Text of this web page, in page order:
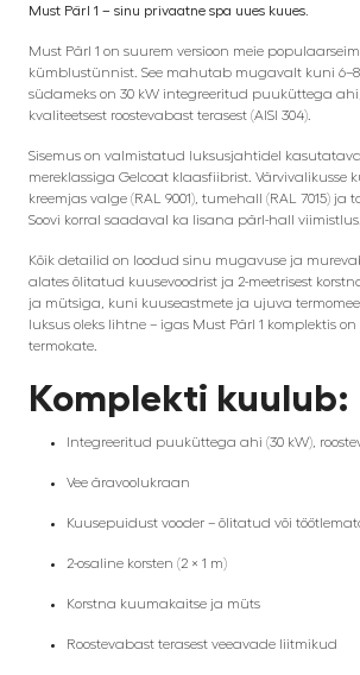
Must Pärl 1 – sinu privaatne spa uues kuues.
Must Pärl 1 on suurem versioon meie
kümblustünnist. See mahutab mugavalt kuni
südameks on 30 kW integreeritud puuküttega
kvaliteetsest roostevabast terasest (AISI 304).
Sisemus on valmistatud luksusjahtidel
mereklassiga Gelcoat klaasfiibrist. Värvivalikusse
kreemjas valge (RAL 9001), tumehall (RAL 7015) ja
Soovi korral saadaval ka lisana pärl-hall viimistlus.
Kõik detailid on loodud sinu mugavuse ja
alates õlitatud kuusevoodrist ja 2-meetrisest
ja mütsiga, kuni kuuseastmete ja ujuva
luksus oleks lihtne – igas Must Pärl 1 komplektis
termokate.
Komplekti kuulub:
Integreeritud puuküttega ahi (30 kW),
Vee äravoolukraan
Kuusepuidust vooder – õlitatud või
2-osaline korsten (2 × 1 m)
Korstna kuumakaitse ja müts
Roostevabast terasest veeavade liitmikud